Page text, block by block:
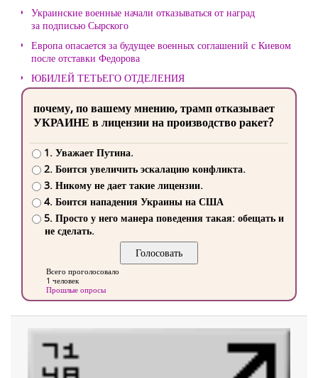
Украинские военные начали отказываться от наград
за подписью Сырского
Европа опасается за будущее военных соглашений с Киевом
после отставки Федорова
ЮБИЛЕЙ ТЕТЬЕГО ОТДЕЛЕНИЯ
почему, по вашему мнению, трамп отказывает
УКРАИНЕ в лицензии на производство ракет?
1. Уважает Путина.
2. Боится увеличить эскалацию конфликта.
3. Никому не дает такие лицензии.
4. Боится нападения Украины на США
5. Просто у него манера поведения такая: обещать и
не сделать.
Всего проголосовало
1 человек
Прошлые опросы